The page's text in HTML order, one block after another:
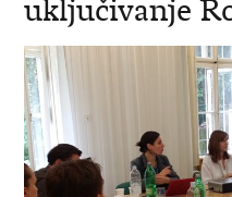
uključivanje